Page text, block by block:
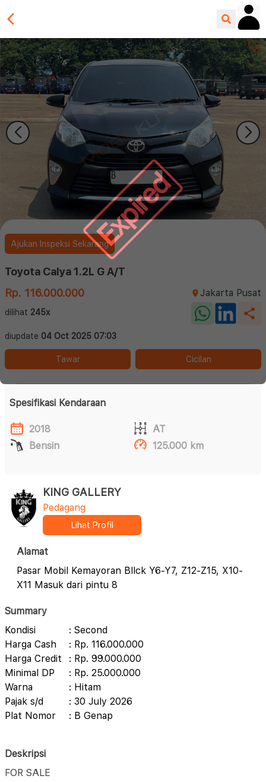
Expired
Ajukan Inspeksi Sekarang
Toyota Calya 1.2L G A/T
Rp. 116.000.000
Jakarta Pusat
dilihat 245x
diupdate 04 Oct 2025 07:03
Tawar Cicilan
Spesifikasi Kendaraan
2018
AT
Bensin
125.000 km
KING GALLERY
Pedagang
Lihat Profil
Alamat
Pasar Mobil Kemayoran Bllck Y6-Y7, Z12-Z15, X10-
X11 Masuk dari pintu 8
Summary
Kondisi
: Second
Harga Cash
: Rp. 116.000.000
Harga Credit
: Rp. 99.000.000
Minimal DP
: Rp. 25.000.000
Warna
: Hitam
Pajak s/d
: 30 July 2026
Plat Nomor
: B Genap
Deskripsi
FOR SALE